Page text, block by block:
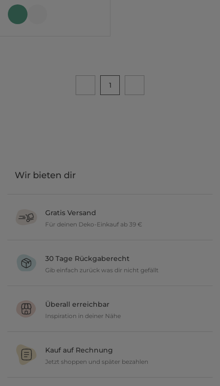
1
Wir bieten dir
Gratis Versand
Für deinen Deko-Einkauf ab 39 €
30 Tage Rückgaberecht
Gib einfach zurück was dir nicht gefällt
Überall erreichbar
Inspiration in deiner Nähe
und lasse dich inspirieren.
Kauf auf Rechnung
Jetzt shoppen und später bezahlen